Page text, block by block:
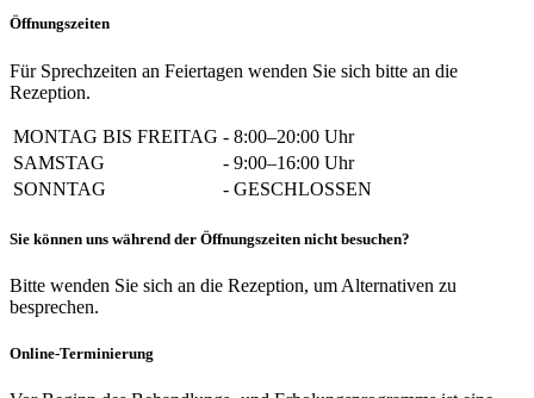
Öffnungszeiten
Für Sprechzeiten an Feiertagen wenden Sie sich bitte an die
Rezeption.
MONTAG BIS FREITAG - 8:00–20:00 Uhr
SAMSTAG
- 9:00–16:00 Uhr
SONNTAG
- GESCHLOSSEN
Sie können uns während der Öffnungszeiten nicht besuchen?
Bitte wenden Sie sich an die Rezeption, um Alternativen zu
besprechen.
Online-Terminierung